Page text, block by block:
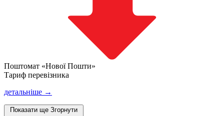
Поштомат «Нової Пошти»
Тариф перевізника
детальніше →
Показати ще Згорнути